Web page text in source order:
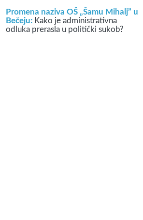
Promena naziva OŠ „Šamu Mihalj” u
Bečeju: Kako je administrativna
odluka prerasla u politički sukob?